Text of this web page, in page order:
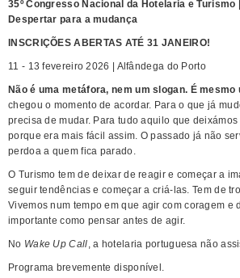
35º Congresso Nacional da Hotelaria e Turismo
Despertar para a mudança
INSCRIÇÕES ABERTAS ATÉ 31 JANEIRO!
11 - 13 fevereiro 2026 | Alfândega do Porto
Não é uma metáfora, nem um slogan. É mesmo
chegou o momento de acordar. Para o que já
precisa de mudar. Para tudo aquilo que
porque era mais fácil assim. O passado já não
perdoa a quem fica parado.
O Turismo tem de deixar de reagir e começar a
seguir tendências e começar a criá-las. Tem de
Vivemos num tempo em que agir com coragem e
importante como pensar antes de agir.
No Wake Up Call, a hotelaria portuguesa não
Programa brevemente disponível.